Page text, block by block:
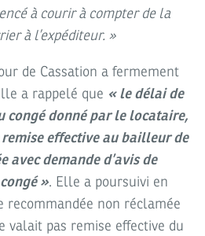
à courir à compter de la
à l’expéditeur. »
de Cassation a fermement
a rappelé que « le délai de
congé donné par le locataire,
effective au bailleur de
avec demande d’avis de
». Elle a poursuivi en
recommandée non réclamée
valait pas remise effective du